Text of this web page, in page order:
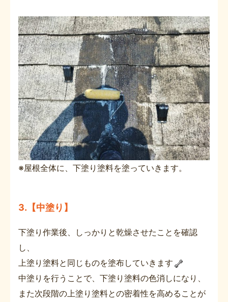
※屋根全体に、下塗り塗料を塗っていきます。
3.【中塗り】
下塗り作業後、しっかりと乾燥させたことを確認
し、
上塗り塗料と同じものを塗布していきます
中塗りを行うことで、下塗り塗料の色消しになり、
また次段階の上塗り塗料との密着性を高めることが